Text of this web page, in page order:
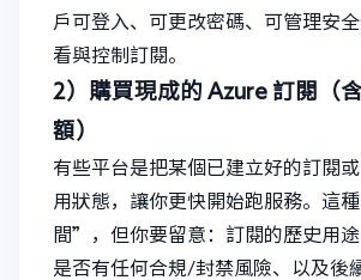
戶可登入、可更改密碼、可管理安
看與控制訂閱。
2）購買現成的 Azure 訂閱（
額）
有些平台是把某個已建立好的訂閱
用狀態，讓你更快開始跑服務。這
間”，但你要留意：訂閱的歷史用途
是否有任何合規/封禁風險、以及後